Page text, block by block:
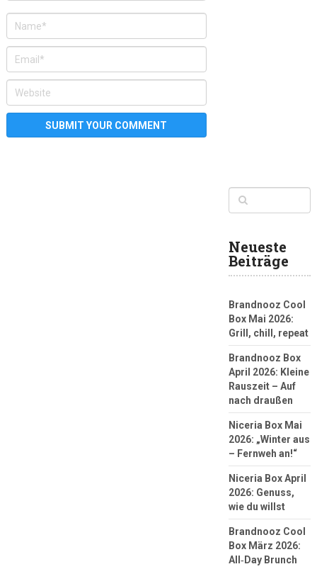
Neueste
Beiträge
Brandnooz Cool
Box Mai 2026:
Grill, chill, repeat
Brandnooz Box
April 2026: Kleine
Rauszeit – Auf
nach draußen
Niceria Box Mai
2026: „Winter aus
– Fernweh an!“
Niceria Box April
2026: Genuss,
wie du willst
Brandnooz Cool
Box März 2026:
All‑Day Brunch